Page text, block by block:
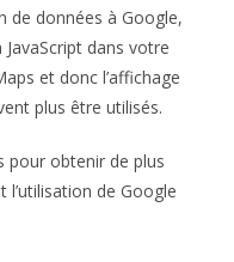
de données à Google,
dans votre
et donc l’affichage
plus être utilisés.
pour obtenir de plus
de Google